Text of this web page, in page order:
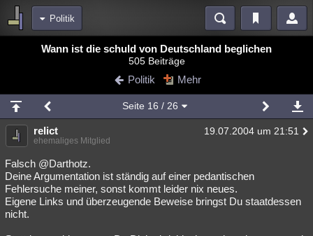
Politik
Bereiche
Blogs Videos
Chat Wiki Neuigkeiten
meine Rubriken
Menschen Mystery Kriminalfälle
Spiritualität Verschwörungen
Natur Umfragen Unterhaltung
weitere Rubriken
Wann ist die schuld von Deutschland beglichen
505 Beiträge
Politik Mehr
Seite 16 / 26
relict 19.07.2004 um 21:51
ehemaliges Mitglied
Falsch @Darthotz.
Deine Argumentation ist ständig auf einer pedantischen
Fehlersuche meiner, sonst kommt leider nix neues.
Eigene Links und überzeugende Beweise bringst Du staatdessen
nicht.